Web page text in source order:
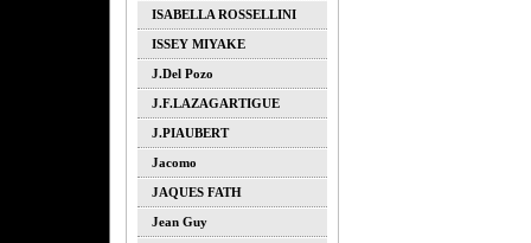
ISABELLA ROSSELLINI
ISSEY MIYAKE
J.del Pozo
J.F.LAZAGARTIGUE
J.PIAUBERT
Jacomo
JAQUES FATH
Jean Guy